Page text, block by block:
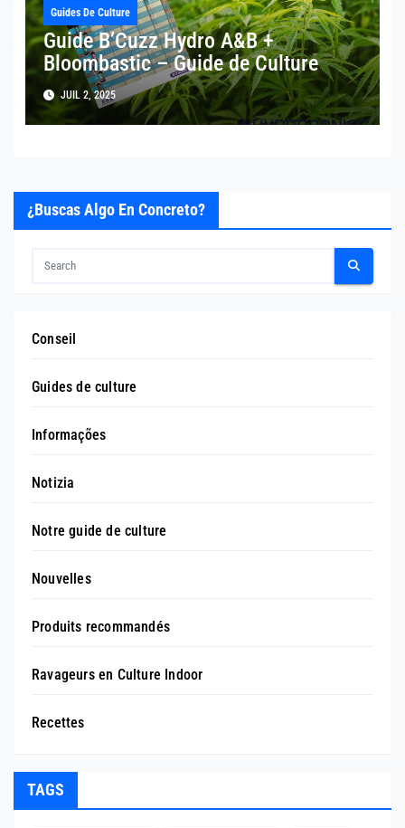
Guides De Culture
Guide B’Cuzz Hydro A&B +
Bloombastic – Guide de Culture
JUIL 2, 2025
¿Buscas Algo En Concreto?
Conseil
Guides de culture
Informações
Notizia
Notre guide de culture
Nouvelles
Produits recommandés
Ravageurs en Culture Indoor
Recettes
TAGS